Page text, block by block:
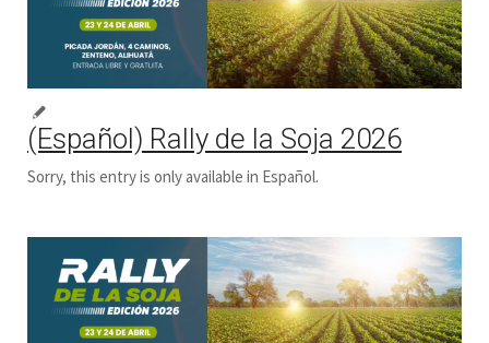
(Español) Rally de la Soja 2026
Sorry, this entry is only available in Español.